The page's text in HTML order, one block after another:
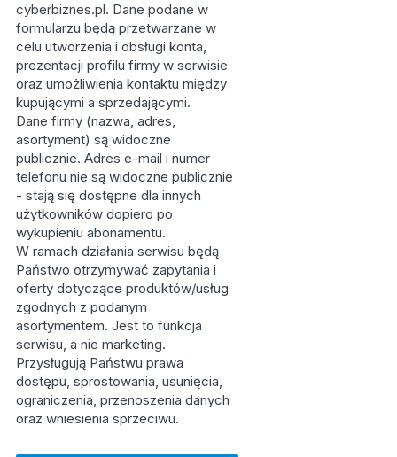
cyberbiznes.pl. Dane podane w
formularzu będą przetwarzane w
celu utworzenia i obsługi konta,
prezentacji profilu firmy w serwisie
oraz umożliwienia kontaktu między
kupującymi a sprzedającymi.
Dane firmy (nazwa, adres,
asortyment) są widoczne
publicznie. Adres e-mail i numer
telefonu nie są widoczne publicznie
- stają się dostępne dla innych
użytkowników dopiero po
wykupieniu abonamentu.
W ramach działania serwisu będą
Państwo otrzymywać zapytania i
oferty dotyczące produktów/usług
zgodnych z podanym
asortymentem. Jest to funkcja
serwisu, a nie marketing.
Przysługują Państwu prawa
dostępu, sprostowania, usunięcia,
ograniczenia, przenoszenia danych
oraz wniesienia sprzeciwu.